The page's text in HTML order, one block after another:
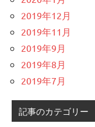
2019年12月
2019年11月
2019年9月
2019年8月
2019年7月
記事のカテゴリー